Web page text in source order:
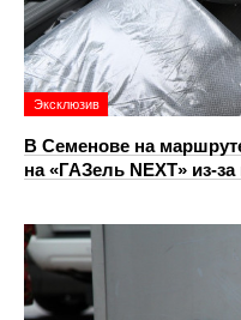
Эксклюзив
В Семенове на
на «ГАЗель NEXT»